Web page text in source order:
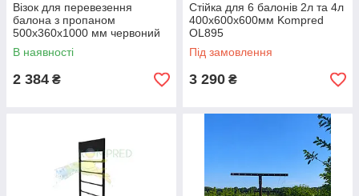
Візок для перевезення
балона з пропаном
500х360х1000 мм червоний
Kompred OL776
В наявності
2 384 ₴
Стійка для 6 балонів 2л та 4л
400х600х600мм Kompred
OL895
Під замовлення
3 290 ₴